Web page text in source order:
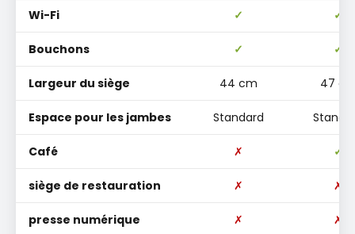
Wi-Fi ✓ ✓
Bouchons ✓ ✓
Largeur du siège 44 cm 47
Espace pour les jambes Standard
Café ✗ ✓
siège de restauration ✗ ✗
presse numérique ✗ ✗